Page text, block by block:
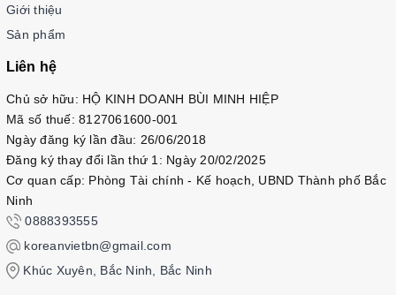
Giới thiệu
Sản phẩm
Liên hệ
Chủ sở hữu: HỘ KINH DOANH BÙI MINH HIỆP
Mã số thuế: 8127061600-001
Ngày đăng ký lần đầu: 26/06/2018
Đăng ký thay đổi lần thứ 1: Ngày 20/02/2025
Cơ quan cấp: Phòng Tài chính - Kế hoạch, UBND Thành phố Bắc
Ninh
0888393555
koreanvietbn@gmail.com
Khúc Xuyên, Bắc Ninh, Bắc Ninh